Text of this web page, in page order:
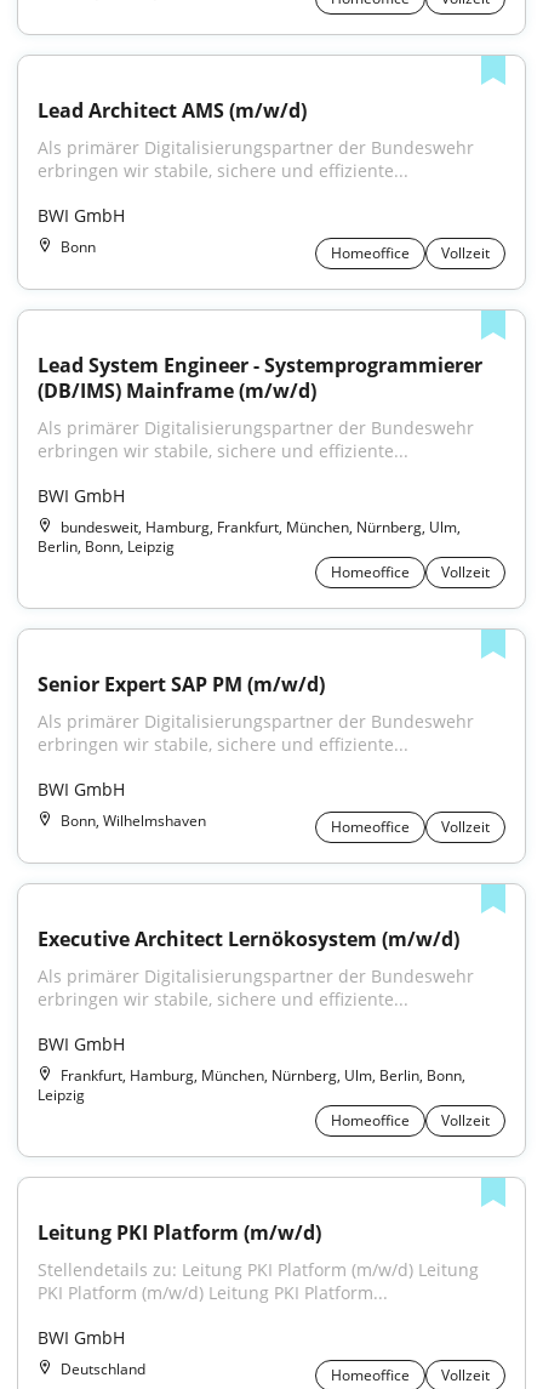
Lead Architect AMS (m/w/d)
Als primärer Digitalisierungspartner der Bundeswehr
erbringen wir stabile, sichere und effiziente...
BWI GmbH
Bonn Homeoffice Vollzeit
Lead System Engineer - Systemprogrammierer
(DB/IMS) Mainframe (m/w/d)
Als primärer Digitalisierungspartner der Bundeswehr
erbringen wir stabile, sichere und effiziente...
BWI GmbH
bundesweit, Hamburg, Frankfurt, München, Nürnberg, Ulm,
Berlin, Bonn, Leipzig
Homeoffice
Vollzeit
Senior Expert SAP PM (m/w/d)
Als primärer Digitalisierungspartner der Bundeswehr
erbringen wir stabile, sichere und effiziente...
BWI GmbH
Bonn, Wilhelmshaven Homeoffice Vollzeit
Executive Architect Lernökosystem (m/w/d)
Als primärer Digitalisierungspartner der Bundeswehr
erbringen wir stabile, sichere und effiziente...
BWI GmbH
Frankfurt, Hamburg, München, Nürnberg, Ulm, Berlin, Bonn,
Leipzig
Homeoffice
Vollzeit
Leitung PKI Platform (m/w/d)
Stellendetails zu: Leitung PKI Platform (m/w/d) Leitung
PKI Platform (m/w/d) Leitung PKI Platform...
BWI GmbH
Deutschland Homeoffice
Vollzeit